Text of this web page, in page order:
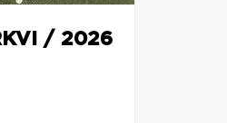
/ 2026